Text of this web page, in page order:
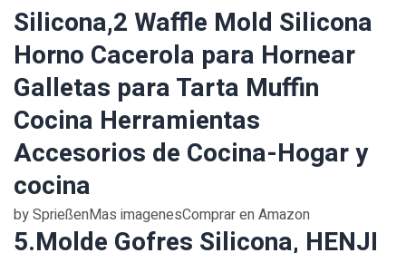
Silicona,2 Waffle Mold Silicona
Horno Cacerola para Hornear
Galletas para Tarta Muffin
Cocina Herramientas
Accesorios de Cocina-Hogar y
cocina
by SprießenMas imagenesComprar en Amazon
5.Molde Gofres Silicona, HENJI